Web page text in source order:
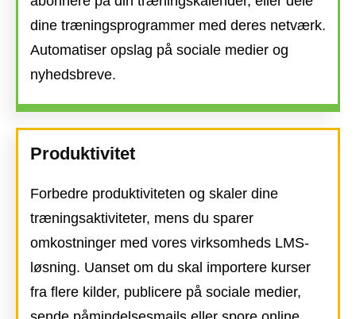
dine træningsprogrammer med deres netværk.
Automatiser opslag på sociale medier og
nyhedsbreve.
Produktivitet
Forbedre produktiviteten og skaler dine
træningsaktiviteter, mens du sparer
omkostninger med vores virksomheds LMS-
løsning. Uanset om du skal importere kurser
fra flere kilder, publicere på sociale medier,